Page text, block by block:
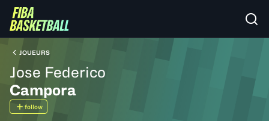
JOUEURS
Jose Federico
Campora
follow